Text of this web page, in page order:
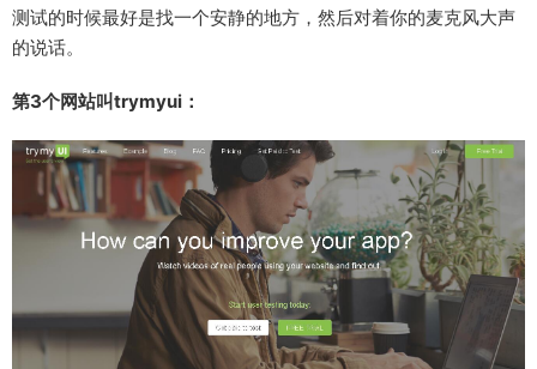
测试的时候最好是找一个安静的地方，然后对着你的麦克风大声
的说话。
第3个网站叫trymyui：